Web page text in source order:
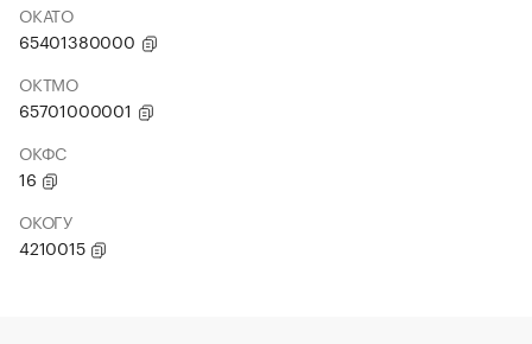
ОКАТО
65401380000
ОКТМО
65701000001
ОКФС
16
ОКОГУ
4210015